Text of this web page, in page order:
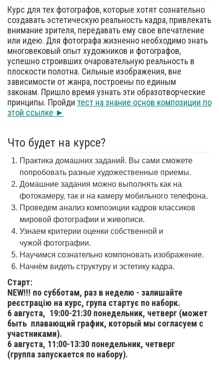
Курс для тех фотографов, которые хотят сознательно
создавать эстетическую реальность кадра, привлекать
внимание зрителя, передавать ему свое впечатление
или идею. Для фотографа жизненно необходимо знать
многовековый опыт художников и фотографов,
успешно строивших очаровательную реальность в
плоскости полотна. Сильные изображения, вне
зависимости от жанра, построены по единым
законам. Пришло время узнать эти образотворческие
принципы. Пройди тест на знание основ композиции по
этой ссылке ►
Что будет на курсе?
Практика домашних заданий. Вы сами сможете
попробовать разные художественные приемы.
Домашние задания можно выполнять как на
фотокамеру, так и на камеру мобильного телефона.
Проведем анализ композиции кадров классиков
мировой фотографии и живописи.
Узнаем критерии оценки собственной и
чужой фотографии.
Научимся сознательно компоновать изображение.
Начнём видеть структуру и эстетику кадра.
Старт:
NEW!!! по субботам, раз в неделю - залишайте
реєстрацію на курс, група стартує по наборк.
6 августа, 19:00-21:30 понедельник, четверг (может
быть плавающий график, который мы согласуем с
участниками).
6 августа, 11:00-13:30 понедельник, четверг
(группа запускается по набору).